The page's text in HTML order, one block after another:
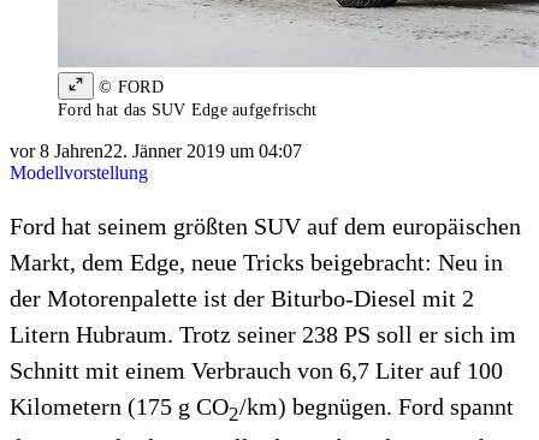
© FORD
Ford hat das SUV Edge aufgefrischt
vor 8 Jahren22. Jänner 2019 um 04:07
Modellvorstellung
Ford hat seinem größten SUV auf dem europäischen
Markt, dem Edge, neue Tricks beigebracht: Neu in
der Motorenpalette ist der Biturbo-Diesel mit 2
Litern Hubraum. Trotz seiner 238 PS soll er sich im
Schnitt mit einem Verbrauch von 6,7 Liter auf 100
Kilometern (175 g CO2/km) begnügen. Ford spannt